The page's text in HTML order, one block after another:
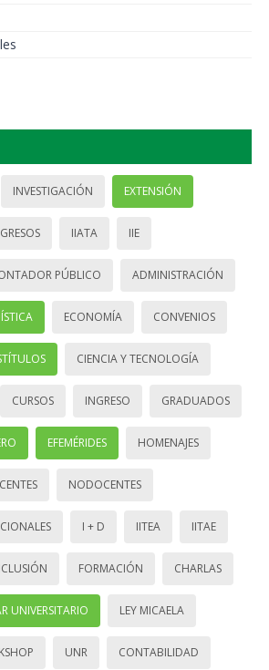
INVESTIGACIÓN EXTENSIÓN
IIATA IIE
PÚBLICO ADMINISTRACIÓN
ECONOMÍA CONVENIOS
CIENCIA Y TECNOLOGÍA
CURSOS INGRESO GRADUADOS
EFEMÉRIDES HOMENAJES
NODOCENTES
I + D IITEA IITAE
FORMACIÓN CHARLAS
UNIVERSITARIO LEY MICAELA
UNR CONTABILIDAD